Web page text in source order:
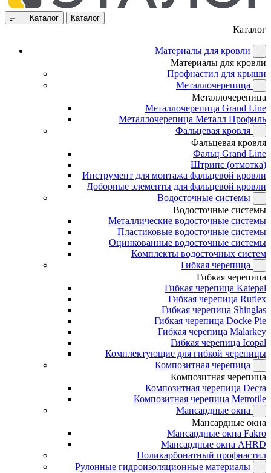
Каталог Каталог
Каталог
Материалы для кровли
Материалы для кровли
Профнастил для крыши
Металлочерепица
Металлочерепица
Металлочерепица Grand Line
Металлочерепица Металл Профиль
Фальцевая кровля
Фальцевая кровля
Фальц Grand Line
Штрипс (отмотка)
Инструмент для монтажа фальцевой кровли
Доборные элементы для фальцевой кровли
Водосточные системы
Водосточные системы
Металлические водосточные системы
Пластиковые водосточные системы
Оцинкованные водосточные системы
Комплекты водосточных систем
Гибкая черепица
Гибкая черепица
Гибкая черепица Katepal
Гибкая черепица Ruflex
Гибкая черепица Shinglas
Гибкая черепица Docke Pie
Гибкая черепица Malarkey
Гибкая черепица Icopal
Комплектующие для гибкой черепицы
Композитная черепица
Композитная черепица
Композитная черепица Decra
Композитная черепица Metrotile
Мансардные окна
Мансардные окна
Мансардные окна Fakro
Мансардные окна AHRD
Поликарбонатный профнастил
Рулонные гидроизоляционные материалы